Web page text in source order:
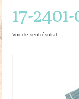
Poupées
Doudous
Mobilier &
17-
Voici le seul résultat